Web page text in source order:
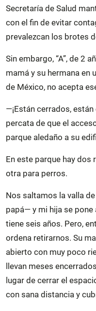
Secretaría de Salud
con el fin de evitar
prevalezcan los brotes
Sin embargo, “A”, de 2
mamá y su hermana en
de México, no acepta
—¡Están cerrados,
percata de que el
parque aledaño a su
En este parque hay dos
otra para perros.
Nos saltamos la valla
papá— y mi hija se pone
tiene seis años. Pero,
ordena retirarnos. Su
abierto con muy poco
llevan meses
lugar de cerrar el
con sana distancia y